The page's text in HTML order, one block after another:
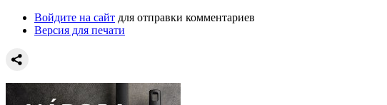
Войдите на сайт для отправки комментариев
Версия для печати